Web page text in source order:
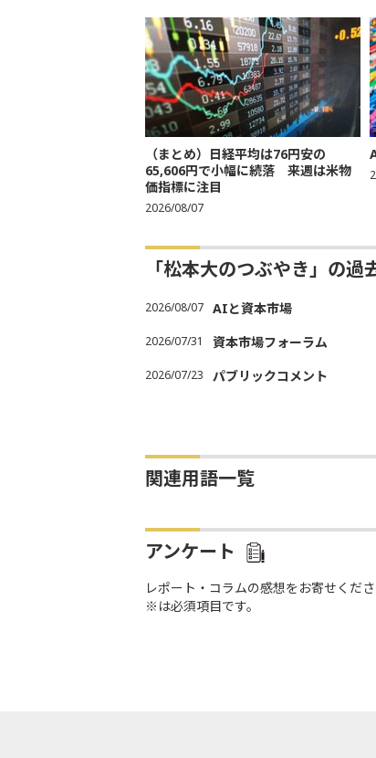
（まとめ）日経平均は76円安の
65,606円で小幅に続落 来週は米物
価指標に注目
2026/08/07
「松本大のつぶやき」の過
2026/08/07 AIと資本市場
2026/07/31 資本市場フォーラム
2026/07/23 パブリックコメント
関連用語一覧
アンケート
レポート・コラムの感想をお寄せくだ
※は必須項目です。